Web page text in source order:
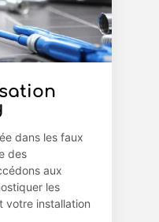
dans les faux
des
aux
les
votre installation